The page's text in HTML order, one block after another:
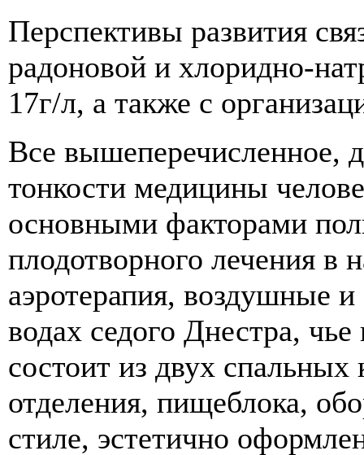
Перспективы развития
радоновой и хлоридно-
17г/л, а также с
Все вышеперечисленное,
тонкости медицины
основными факторами
плодотворного лечения в
аэротерапия, воздушные
водах седого Днестра,
состоит из двух спальных
отделения, пищеблока,
стиле, эстетично